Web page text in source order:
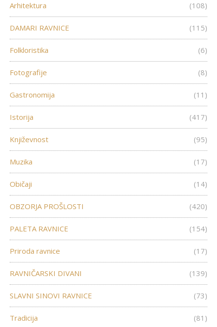
Arhitektura (108)
DAMARI RAVNICE (115)
Folkloristika (6)
Fotografije (8)
Gastronomija (11)
Istorija (417)
Književnost (95)
Muzika (17)
Običaji (14)
OBZORJA PROŠLOSTI (420)
PALETA RAVNICE (154)
Priroda ravnice (17)
RAVNIČARSKI DIVANI (139)
SLAVNI SINOVI RAVNICE (73)
Tradicija (81)